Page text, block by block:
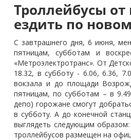
Троллейбусы от
ездить по
С завтрашнего дня, 6 июня,
пятницам, субботам и
«Метроэлектротранс». От
18.32, в субботу - 6.06, 6.36,
вокзала и до площади
пятницам, по субботам – в
депо) горожане смогут
в субботу. А до конечной
выглядеть следующим
троллейбусов размещен на